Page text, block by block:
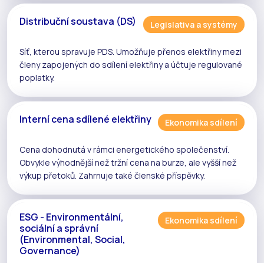
Distribuční soustava (DS) Legislativa a systémy
Síť, kterou spravuje PDS. Umožňuje přenos elektřiny mezi
členy zapojených do sdílení elektřinya účtuje regulované
poplatky.
Interní cena sdílené elektřiny Ekonomika sdílení
Cena dohodnutá v rámci energetického společenství.
Obvykle výhodnější než tržní cena na burze, ale vyšší než
výkup přetoků. Zahrnuje také členské příspěvky.
ESG - Environmentální,
sociální a správní
(Environmental, Social,
Governance)
Ekonomika sdílení